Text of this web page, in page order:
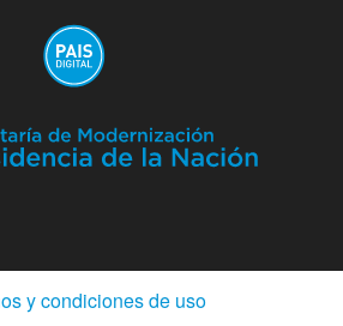
y condiciones de uso(Abre